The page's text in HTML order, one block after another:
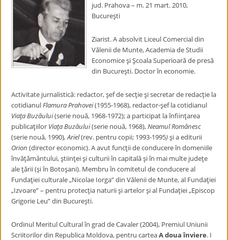
jud. Prahova – m. 21 mart. 2010,
Bucureşti
Ziarist. A absolvit Liceul Comercial din
Vălenii de Munte, Academia de Studii
Economice şi Şcoala Superioară de presă
din Bucureşti. Doctor în economie.
Activitate jurnalistică: redactor, şef de secţie şi secretar de redacţie la
cotidianulFlamura Prahovei(1955-1968), redactor-şef la cotidianul
Viaţa Buzăului(serie nouă, 1968-1972); a participat la înfiinţarea
publicaţiilor Viaţa Buzăului(serie nouă, 1968),Neamul Românesc
(serie nouă, 1990), Ariel(rev. pentru copii; 1993-1995)şi a editurii
Orion (director economic). A avut funcţii de conducere în domeniile
învăţământului, ştiinţei şi culturii în capitală şi în mai multe judeţe
ale ţării (şi în Botoşani). Membru în comitetul de conducere al
Fundaţiei culturale „Nicolae Iorga” din Vălenii de Munte, al Fundaţiei
„Izvoare” – pentru protecţia naturii şi artelor şi al Fundaţiei „Episcop
Grigorie Leu” din Bucureşti.
Ordinul Meritul Cultural în grad de Cavaler (2004), Premiul Uniunii
Scriitorilor din Republica Moldova, pentru carteaA doua înviere. I